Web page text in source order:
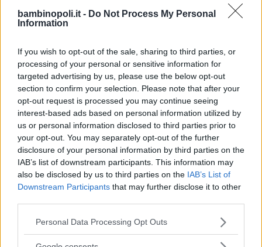
bambinopoli.it - Do Not Process My Personal
Information
If you wish to opt-out of the sale, sharing to third parties, or
processing of your personal or sensitive information for
targeted advertising by us, please use the below opt-out
section to confirm your selection. Please note that after your
opt-out request is processed you may continue seeing
interest-based ads based on personal information utilized by
us or personal information disclosed to third parties prior to
your opt-out. You may separately opt-out of the further
disclosure of your personal information by third parties on the
IAB’s list of downstream participants. This information may
also be disclosed by us to third parties on the IAB’s List of
Downstream Participants that may further disclose it to other
Please note that this website/app uses one or more Google
not limited to your visit or usage behaviour. You may click to
Personal Data Processing Opt Outs
Servizi
Campi da Beach volley, beach soccer, idromassagio
e solarium.
Servizi Accessori
Guardaroba, docce calde e fredde e infermeria.
Collegamenti
Auto: A7 Milano-Genova, uscita Bereguardo
(provenienze da Milano), uscita Groppello Cairoli